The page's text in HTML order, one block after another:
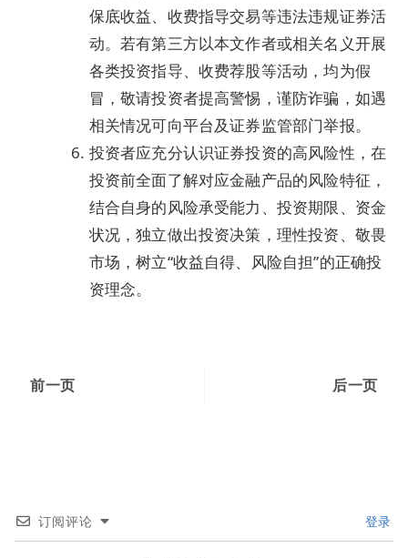
保底收益、收费指导交易等违法违规证券活
动。若有第三方以本文作者或相关名义开展
各类投资指导、收费荐股等活动，均为假
冒，敬请投资者提高警惕，谨防诈骗，如遇
相关情况可向平台及证券监管部门举报。
投资者应充分认识证券投资的高风险性，在
投资前全面了解对应金融产品的风险特征，
结合自身的风险承受能力、投资期限、资金
状况，独立做出投资决策，理性投资、敬畏
市场，树立“收益自得、风险自担”的正确投
资理念。
前一页 后一页
订阅评论 登录